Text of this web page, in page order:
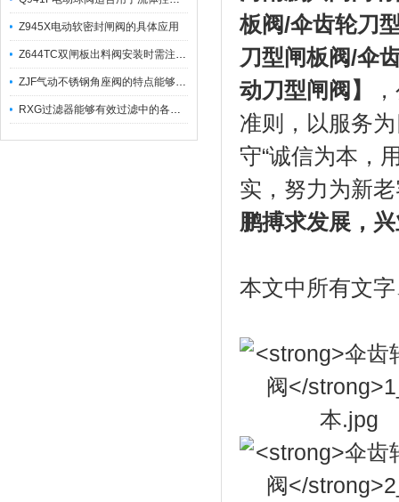
Z945X电动软密封闸阀的具体应用
Z644TC双闸板出料阀安装时需注意哪些事项？
ZJF气动不锈钢角座阀的特点能够稳定地控制介质流量
RXG过滤器能够有效过滤中的各种杂质
板阀/伞齿轮刀
刀型闸板阀/伞
动刀型闸阀 】
准则，以服务
守“诚信为本，
实，努力为新
鹏搏求发展，
本文中所有文